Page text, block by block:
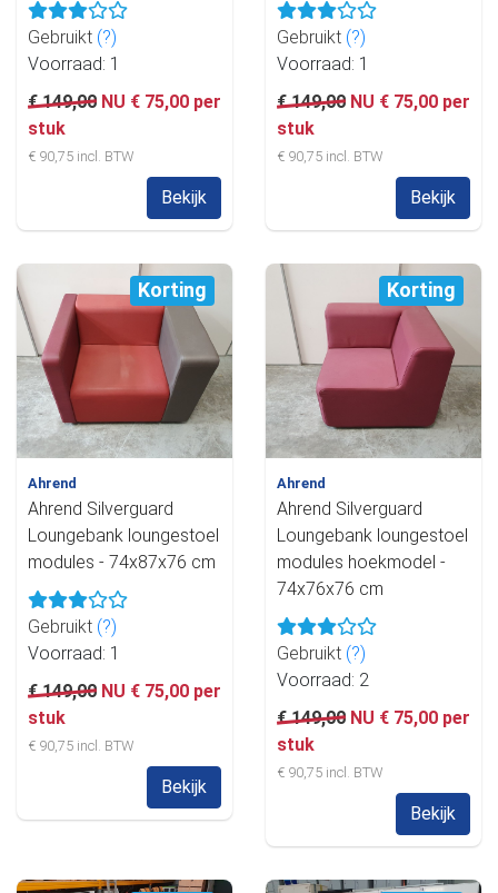
Gebruikt (?)
Voorraad: 1
€ 149,00 NU € 75,00 per
stuk
€ 90,75 incl. BTW
Bekijk
Gebruikt (?)
Voorraad: 1
€ 149,00 NU € 75,00 per
stuk
€ 90,75 incl. BTW
Bekijk
Korting
Ahrend
Ahrend Silverguard
Loungebank loungestoel
modules - 74x87x76 cm
Gebruikt (?)
Voorraad: 1
€ 149,00 NU € 75,00 per
stuk
€ 90,75 incl. BTW
Bekijk
Korting
Ahrend
Ahrend Silverguard
Loungebank loungestoel
modules hoekmodel -
74x76x76 cm
Gebruikt (?)
Voorraad: 2
€ 149,00 NU € 75,00 per
stuk
€ 90,75 incl. BTW
Bekijk